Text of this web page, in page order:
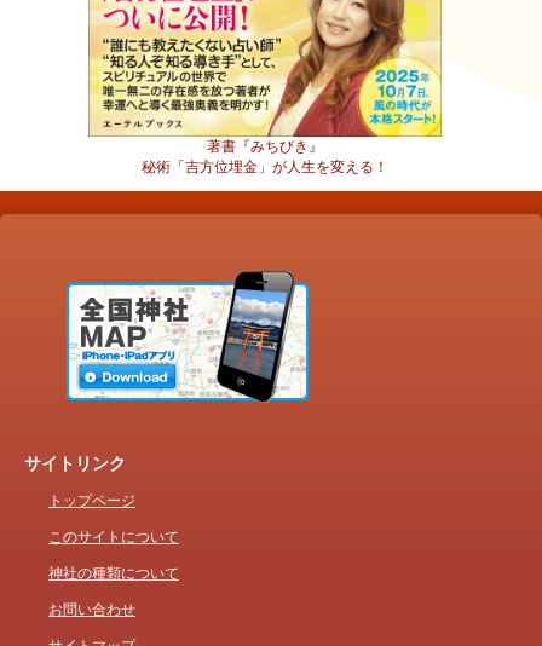
著書『みちびき』
秘術「吉方位埋金」が人生を変える！
サイトリンク
トップページ
このサイトについて
神社の種類について
お問い合わせ